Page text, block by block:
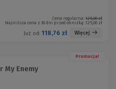
Cena regularna: 125,00 zł
Najniższa cena z 30 dni przed obniżką: 125,00 zł
Już od: 118,76 zł Więcej
Promocja!
My Enemy